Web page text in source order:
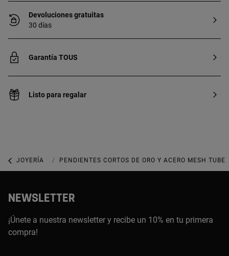
Devoluciones gratuitas
30 días
Garantía TOUS
Listo para regalar
JOYERÍA JOYAS DE ORO
PENDIENTES CORTOS DE ORO Y ACERO MESH TUBE
NEWSLETTER
¡Únete a nuestra newsletter y recibe un 10% en tu primera
compra!